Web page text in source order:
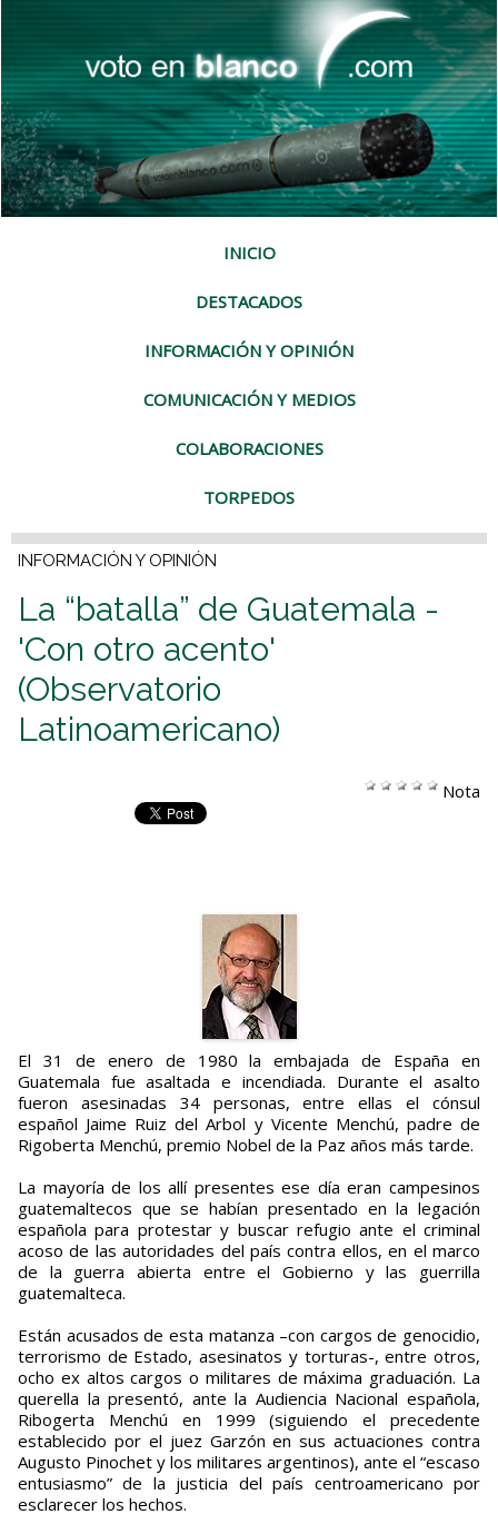
INICIO
DESTACADOS
INFORMACIÓN Y OPINIÓN
COMUNICACIÓN Y MEDIOS
COLABORACIONES
TORPEDOS
INFORMACIÓN Y OPINIÓN
La “batalla” de Guatemala -
'Con otro acento'
(Observatorio
Latinoamericano)
Nota
El 31 de enero de 1980 la embajada de España en
Guatemala fue asaltada e incendiada. Durante el asalto
fueron asesinadas 34 personas, entre ellas el cónsul
español Jaime Ruiz del Arbol y Vicente Menchú, padre de
Rigoberta Menchú, premio Nobel de la Paz años más tarde.
La mayoría de los allí presentes ese día eran campesinos
guatemaltecos que se habían presentado en la legación
española para protestar y buscar refugio ante el criminal
acoso de las autoridades del país contra ellos, en el marco
de la guerra abierta entre el Gobierno y las guerrilla
guatemalteca.
Están acusados de esta matanza –con cargos de genocidio,
terrorismo de Estado, asesinatos y torturas-, entre otros,
ocho ex altos cargos o militares de máxima graduación. La
querella la presentó, ante la Audiencia Nacional española,
Ribogerta Menchú en 1999 (siguiendo el precedente
establecido por el juez Garzón en sus actuaciones contra
Augusto Pinochet y los militares argentinos), ante el “escaso
entusiasmo” de la justicia del país centroamericano por
esclarecer los hechos.